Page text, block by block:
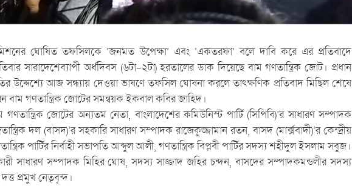
ঘোষিত তফসিলকে ‘জনমত উপেক্ষা’ এবং ‘একতরফা’ বলে দাবি করে এর প্রতিবাদে
সারাদেশেব্যাপী অর্ধদিবস (৬টা-২টা) হরতালের ডাক দিয়েছে বাম গণতান্ত্রিক জোট। প্রধান
উদ্দেশ্যে আজ সন্ধ্যায় দেওয়া ভাষণে তফসিল ঘোষনা করলে তাৎক্ষণিক প্রতিবাদ মিছিল শেষে
বাম গণতান্ত্রিক জোটের সমন্বয়ক ইকবাল কবির জাহিদ।
জোটের অন্যতম নেতা, বাংলাদেশের কমিউনিস্ট পার্টি (সিপিবি)’র সাধারণ সম্পাদক
দল (বাসদ)’র সহকারি সাধারণ সম্পাদক রাজেকুজ্জামান রতন, বাসদ (মার্ক্সবাদী)’র কেন্দ্রীয়
পার্টির নির্বাহী সভাপতি আব্দুল আলী, গণতান্ত্রিক বিপ্লবী পার্টির সদস্য শহীদুল ইসলাম সবুজ।
সাধারণ সম্পাদক মিহির ঘোষ, সদস্য সাজ্জাদ জহির চন্দন, বাসদের সম্পাদকমন্ডলীর সদস্য
দত্ত প্রমুখ নেতৃবৃন্দ।